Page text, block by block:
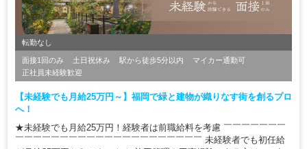
転勤なし
面接1回のみ 土日祝休み 駅から徒歩5分以内
マイカー通勤可
正社員未経験歓迎
【未経験でも月給25万円～】福岡で緑と建物が織りなす街を創るプロ
へ！
★未経験でも月給25万円！経験者は前職給料を考慮 ￣￣￣￣￣￣￣
￣￣￣￣￣￣￣￣￣￣￣￣￣￣￣￣￣￣￣￣￣ 未経験者でも初任給